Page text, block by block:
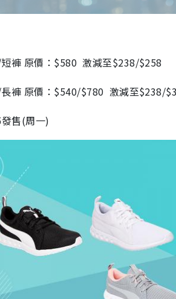
/短褲 原價：$580 激減
褲 原價：$540/$780 激減至$238/
售(周一)